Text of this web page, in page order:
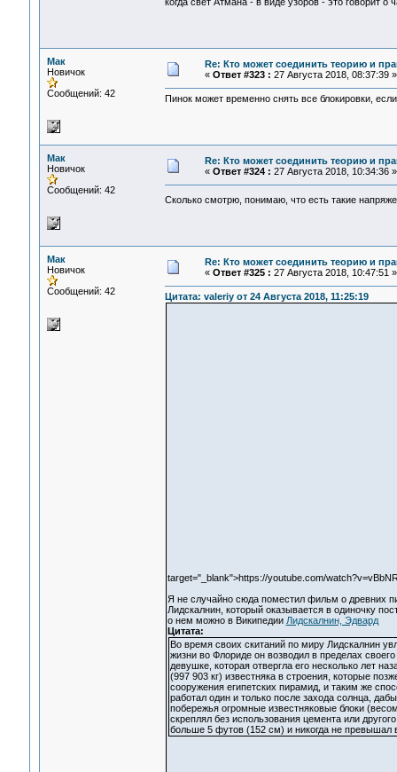
Мак
Новичок
Сообщений: 42
Re: Кто может соединить теорию и
« Ответ #323 : 27 Августа 2018, 08:37:39 »
Пинок может временно снять все блокировки,
Мак
Новичок
Сообщений: 42
Re: Кто может соединить теорию и
« Ответ #324 : 27 Августа 2018, 10:34:36 »
Сколько смотрю, понимаю, что есть такие
Мак
Новичок
Сообщений: 42
Re: Кто может соединить теорию и
« Ответ #325 : 27 Августа 2018, 10:47:51 »
Цитата: valeriy от 24 Августа 2018, 11:25:19
target="_blank">https://youtube.com/
Я не случайно сюда поместил фильм о древних
Лидскалнин, который оказывается в одиночку
о нем можно в Википедии Лидскалнин, Эдвард
Цитата:
Во время своих скитаний по миру Лидскалнин
жизни во Флориде он возводил в пределах
девушке, которая отвергла его несколько лет
(997 903 кг) известняка в строения, которые
сооружения египетских пирамид, и таким же
работал один и только после захода солнца,
побережья огромные известняковые блоки
скреплял без использования цемента или
больше 5 футов (152 см) и никогда не превышал